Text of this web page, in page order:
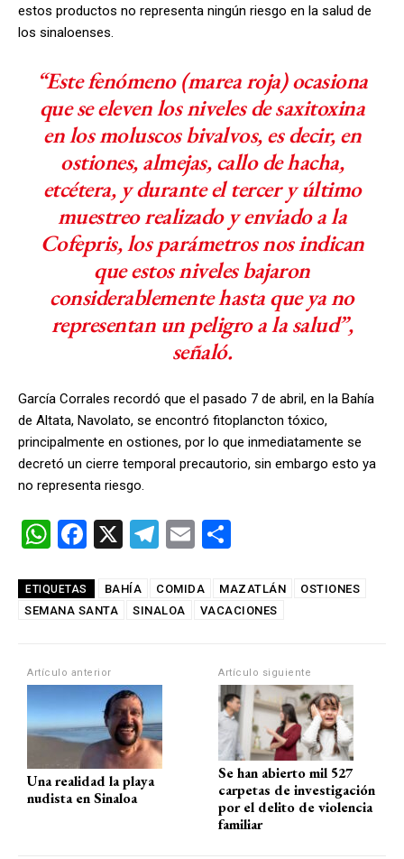
estos productos no representa ningún riesgo en la salud de
los sinaloenses.
“Este fenómeno (marea roja) ocasiona
que se eleven los niveles de saxitoxina
en los moluscos bivalvos, es decir, en
ostiones, almejas, callo de hacha,
etcétera, y durante el tercer y último
muestreo realizado y enviado a la
Cofepris, los parámetros nos indican
que estos niveles bajaron
considerablemente hasta que ya no
representan un peligro a la salud”,
señaló.
García Corrales recordó que el pasado 7 de abril, en la Bahía
de Altata, Navolato, se encontró fitoplancton tóxico,
principalmente en ostiones, por lo que inmediatamente se
decretó un cierre temporal precautorio, sin embargo esto ya
no representa riesgo.
W
at
s
p
p
F
ce
b
o
k
X
T
e
gr
m
E
ail m
p
tir
ETIQUETAS BAHÍA COMIDA MAZATLÁN
OSTIONES
SEMANA SANTA
SINALOA VACACIONES
Artículo anterior
Una realidad la playa
nudista en Sinaloa
Artículo siguiente
Se han abierto mil 527
carpetas de investigación
por el delito de violencia
familiar